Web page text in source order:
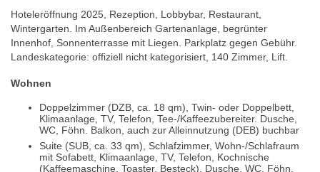
Hoteleröffnung 2025, Rezeption, Lobbybar, Restaurant,
Wintergarten. Im Außenbereich Gartenanlage, begrünter
Innenhof, Sonnenterrasse mit Liegen. Parkplatz gegen Gebühr.
Landeskategorie: offiziell nicht kategorisiert, 140 Zimmer, Lift.
Wohnen
Doppelzimmer (DZB, ca. 18 qm), Twin- oder Doppelbett,
Klimaanlage, TV, Telefon, Tee-/Kaffeezubereiter. Dusche,
WC, Föhn. Balkon, auch zur Alleinnutzung (DEB) buchbar
Suite (SUB, ca. 33 qm), Schlafzimmer, Wohn-/Schlafraum
mit Sofabett, Klimaanlage, TV, Telefon, Kochnische
(Kaffeemaschine, Toaster, Besteck). Dusche, WC, Föhn.